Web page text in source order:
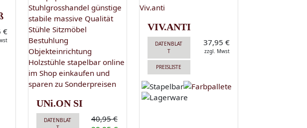
€
UNi.ON SI
DATENBLAT
40,95 €
VIV.ANTI
DATENBLAT
T
PREISLISTE
37,95 €
zzgl. Mwst